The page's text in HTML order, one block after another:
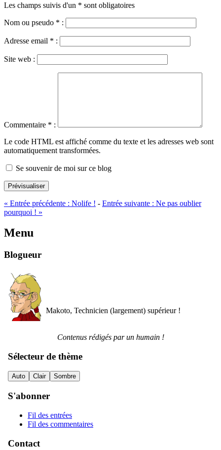
Les champs suivis d'un * sont obligatoires
Nom ou pseudo * :
Adresse email * :
Site web :
Commentaire * :
Le code HTML est affiché comme du texte et les adresses web sont
automatiquement transformées.
Se souvenir de moi sur ce blog
Prévisualiser
« Entrée précédente : Nolife ! - Entrée suivante : Ne pas oublier
pourquoi ! »
Menu
Blogueur
Makoto, Technicien (largement) supérieur !
Contenus rédigés par un humain !
Sélecteur de thème
Auto Clair Sombre
S'abonner
Fil des entrées
Fil des commentaires
Contact